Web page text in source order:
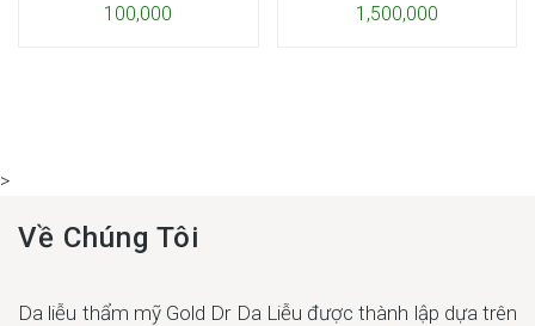
100,000
1,500,000
>
Về Chúng Tôi
Da liễu thẩm mỹ Gold Dr Da Liễu được thành lập dựa trên